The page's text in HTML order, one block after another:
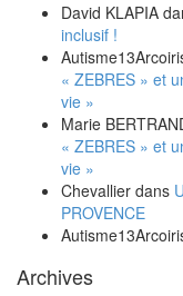
David KLAPIA
inclusif !
« ZEBRES » et
vie »
Marie
« ZEBRES » et
vie »
Chevallier dans
PROVENCE
Archives